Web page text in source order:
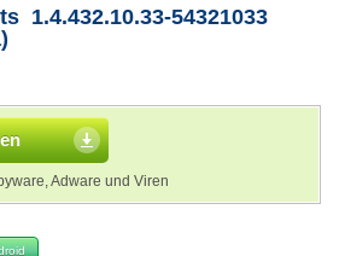
1.4.432.10.33-54321033
Adware und Viren